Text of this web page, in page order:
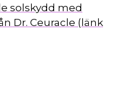
solskydd med
Dr. Ceuracle (länk